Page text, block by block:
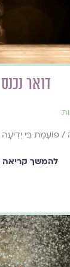
דואר נכנס
פּוֹעֶמֶת בִּי
להמשך קריאה